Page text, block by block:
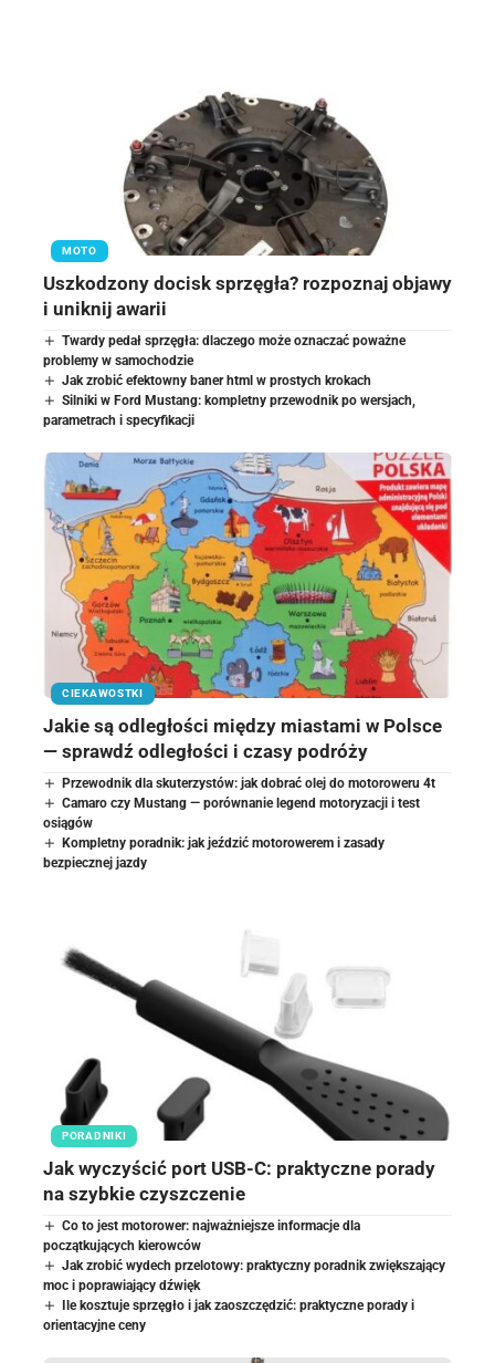
MOTO
Uszkodzony docisk sprzęgła? rozpoznaj objawy
i uniknij awarii
Twardy pedał sprzęgła: dlaczego może oznaczać poważne
problemy w samochodzie
Jak zrobić efektowny baner html w prostych krokach
Silniki w Ford Mustang: kompletny przewodnik po wersjach,
parametrach i specyfikacji
CIEKAWOSTKI
Jakie są odległości między miastami w Polsce
— sprawdź odległości i czasy podróży
Przewodnik dla skuterzystów: jak dobrać olej do motoroweru 4t
Camaro czy Mustang — porównanie legend motoryzacji i test
osiągów
Kompletny poradnik: jak jeździć motorowerem i zasady
bezpiecznej jazdy
PORADNIKI
Jak wyczyścić port USB-C: praktyczne porady
na szybkie czyszczenie
Co to jest motorower: najważniejsze informacje dla
początkujących kierowców
Jak zrobić wydech przelotowy: praktyczny poradnik zwiększający
moc i poprawiający dźwięk
Ile kosztuje sprzęgło i jak zaoszczędzić: praktyczne porady i
orientacyjne ceny